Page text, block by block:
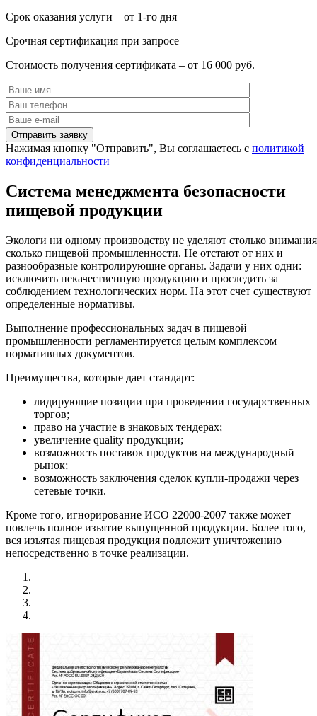
Срок оказания услуги – от 1-го дня
Срочная сертификация при запросе
Стоимость получения сертификата – от 16 000 руб.
Нажимая кнопку "Отправить", Вы соглашаетесь с политикой
конфиденциальности
Система менеджмента безопасности
пищевой продукции
Экологи ни одному производству не уделяют столько
сколько пищевой промышленности. Не отстают от них и
разнообразные контролирующие органы. Задачи у них одни:
исключить некачественную продукцию и проследить за
соблюдением технологических норм. На этот счет существуют
определенные нормативы.
Выполнение профессиональных задач в пищевой
промышленности регламентируется целым комплексом
нормативных документов.
Преимущества, которые дает стандарт:
лидирующие позиции при проведении государственных
торгов;
право на участие в знаковых тендерах;
увеличение quality продукции;
возможность поставок продуктов на международный
рынок;
возможность заключения сделок купли-продажи через
сетевые точки.
Кроме того, игнорирование ИСО 22000-2007 также может
повлечь полное изъятие выпущенной продукции. Более того,
вся изъятая пищевая продукция подлежит уничтожению
непосредственно в точке реализации.